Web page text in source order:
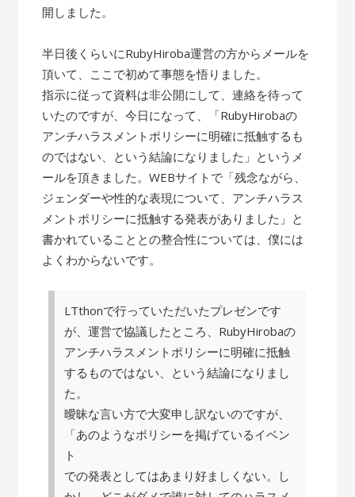
開しました。
半日後くらいにRubyHiroba運営の方からメールを
頂いて、ここで初めて事態を悟りました。
指示に従って資料は非公開にして、連絡を待って
いたのですが、今日になって、「RubyHirobaの
アンチハラスメントポリシーに明確に抵触するも
のではない、という結論になりました」というメ
ールを頂きました。WEBサイトで「残念ながら、
ジェンダーや性的な表現について、アンチハラス
メントポリシーに抵触する発表がありました」と
書かれていることとの整合性については、僕には
よくわからないです。
LTthonで行っていただいたプレゼンです
が、運営で協議したところ、RubyHirobaの
アンチハラスメントポリシーに明確に抵触
するものではない、という結論になりまし
た。
曖昧な言い方で大変申し訳ないのですが、
「あのようなポリシーを掲げているイベン
ト
での発表としてはあまり好ましくない。し